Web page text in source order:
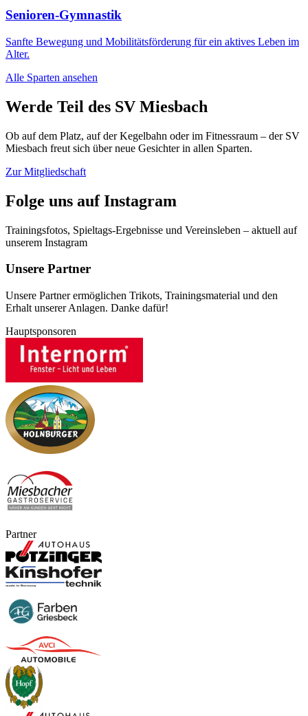
Senioren-Gymnastik
Sanfte Bewegung und Mobilitätsförderung für ein aktives Leben im
Alter.
Alle Sparten ansehen
Werde Teil des SV Miesbach
Ob auf dem Platz, auf der Kegelbahn oder im Fitnessraum – der SV
Miesbach freut sich über neue Gesichter in allen Sparten.
Zur Mitgliedschaft
Folge uns auf Instagram
Trainingsfotos, Spieltags-Ergebnisse und Vereinsleben – aktuell auf
unserem Instagram
Unsere Partner
Unsere Partner ermöglichen Trikots, Trainingsmaterial und den
Erhalt unserer Anlagen. Danke dafür!
Hauptsponsoren
Partner